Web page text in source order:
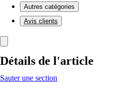
Autres catégories
Avis clients
Détails de l'article
Sauter une section